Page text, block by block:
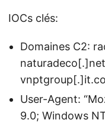
IOCs clés:
Domaines C2:
User-Agent:
9.0; Windows